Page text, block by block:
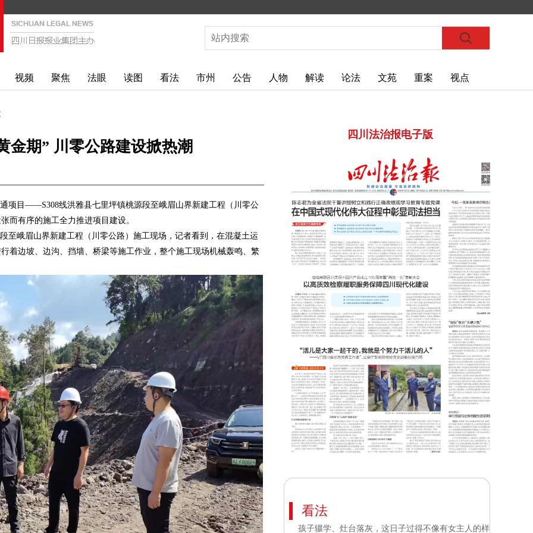
视频 聚焦 法眼 读图 看法 市州 公告 人物 解读 论法 文苑 重案 视点
金期” 川零公路建设掀热潮
项目——S308线洪雅县七里坪镇桃源段至峨眉山界新建工程（川零公
而有序的施工全力推进项目建设。
至峨眉山界新建工程（川零公路）施工现场，记者看到，在混凝土运
着边坡、边沟、挡墙、桥梁等施工作业，整个施工现场机械轰鸣、繁
四川法治报电子版
看法
孩子辍学、灶台落灰，这日子过得不像有女主人的样